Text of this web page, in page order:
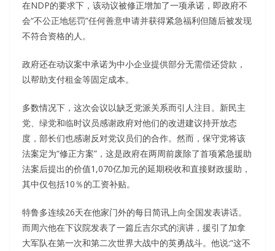
在NDP的要求下，该动议被修正增加了一项承诺，即政府不
会“不公正地惩罚”任何善意申请并获得紧急福利但随后被发现
不符合资格的人。
政府还在动议案中承诺为中小企业提供部分无需偿还贷款，
以帮助支付租金等固定成本。
多数情况下，这次会议以缺乏党派关系而引人注目。新民主
党、绿党和临时议员感谢政府对他们的改进建议持开放态
度，部长们也感谢反对党议员们的合作。然而，保守党将该
法案定为“修正方案”，这是政府在两周前废除了首项紧急援助
法案后提出的价值1,070亿加元的延期税收和直接财政援助，
其中仅包括10％的工资补贴。
特鲁多连续26天在他家门外的每日简讯上向全国发表讲话。
而周六他在下议院发表了一篇丘吉尔式的演讲，援引了加拿
大军队在第一次和第二次世界大战中的英勇战斗。他说:“这不